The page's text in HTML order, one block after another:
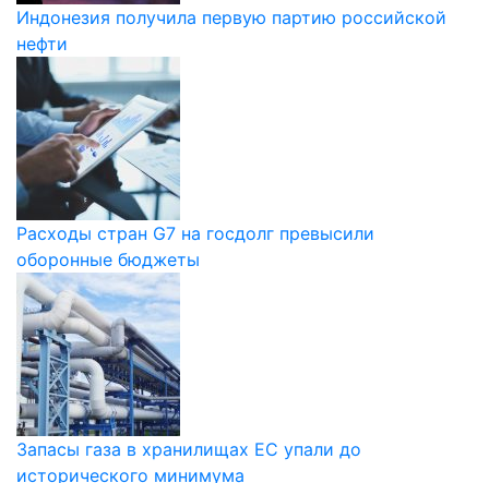
Индонезия получила первую партию российской
нефти
Расходы стран G7 на госдолг превысили
оборонные бюджеты
Запасы газа в хранилищах ЕС упали до
исторического минимума